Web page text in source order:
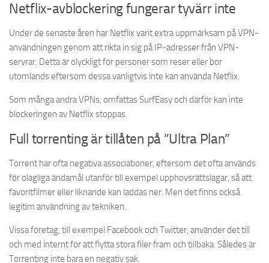
Netflix-avblockering fungerar tyvärr inte
Under de senaste åren har Netflix varit extra uppmärksam på VPN-
användningen genom att rikta in sig på IP-adresser från VPN-
servrar. Detta är olyckligt för personer som reser eller bor
utomlands eftersom dessa vanligtvis inte kan använda Netflix.
Som många andra VPNs, omfattas SurfEasy och därför kan inte
blockeringen av Netflix stoppas.
Full torrenting är tillåten på ”Ultra Plan”
Torrent har ofta negativa associationer, eftersom det ofta används
för olagliga ändamål utanför till exempel upphovsrättslagar, så att
favoritfilmer eller liknande kan laddas ner. Men det finns också
legitim användning av tekniken.
Vissa företag, till exempel Facebook och Twitter, använder det till
och med internt för att flytta stora filer fram och tillbaka. Således är
Torrenting inte bara en negativ sak.